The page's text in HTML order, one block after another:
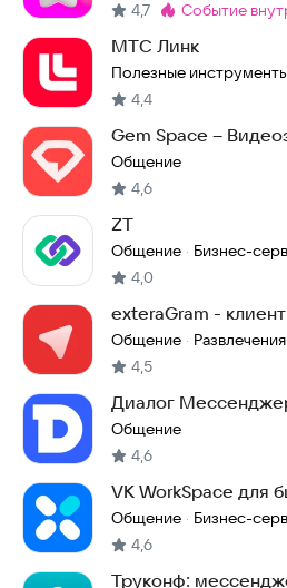
4,7 Метка:
событие
МТС Линк
Полезные
4,4
Gem Space –
Общение
4,6
ZT
Общение · Бизнес-
4,0
exteraGram -
Общение · Развлечения
4,5
Диалог
сообщения, стримы
Общение
4,6
VK WorkSpace для
Общение · Бизнес-
4,6
Труконф: